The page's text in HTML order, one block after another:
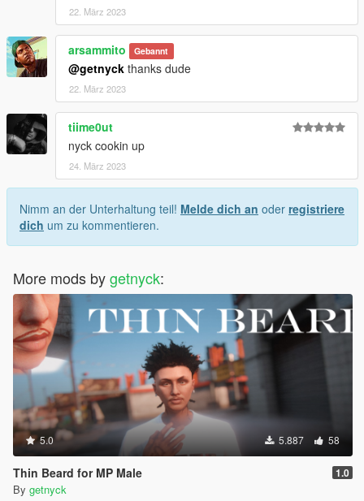
22. März 2023
arsammito Gebannt
@getnyck thanks dude
22. März 2023
tiime0ut
nyck cookin up
24. März 2023
Nimm an der Unterhaltung teil! Melde dich an oder registriere
dich um zu kommentieren.
More mods bygetnyck:
5.0 5.887 58
Thin Beard for MP Male 1.0
By getnyck